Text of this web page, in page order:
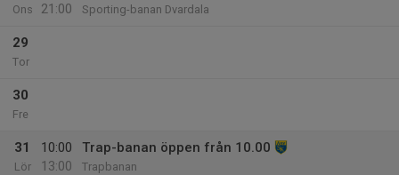
Ons
21:00
Sporting-banan Dvardala
29
Tor
30
Fre
31
Lör
10:00
13:00
Trap-banan öppen från 10.00
Trapbanan